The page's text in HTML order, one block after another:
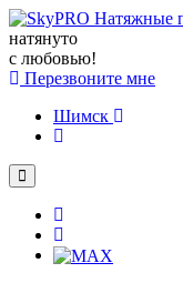
натянуто
с любовью!
Перезвоните мне
Шимск